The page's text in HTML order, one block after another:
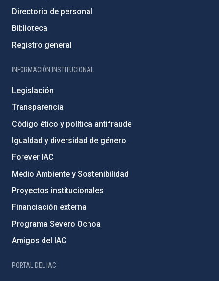
Directorio de personal
Biblioteca
Registro general
INFORMACIÓN INSTITUCIONAL
Legislación
Transparencia
Código ético y política antifraude
Igualdad y diversidad de género
Forever IAC
Medio Ambiente y Sostenibilidad
Proyectos institucionales
Financiación externa
Programa Severo Ochoa
Amigos del IAC
PORTAL DEL IAC